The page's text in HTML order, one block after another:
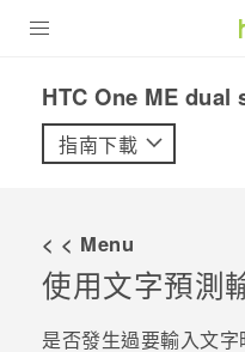
VIVE
配件
HTC One ME dual
指南下載
< < Menu
使用文字預測
是否發生過要輸入文